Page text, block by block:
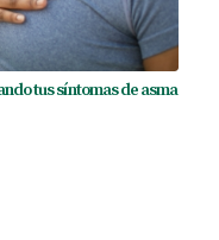
tus síntomas de asma